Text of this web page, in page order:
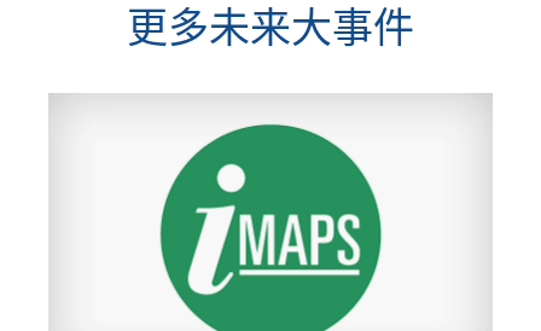
更多未来大事件